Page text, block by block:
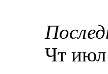
Чт июл